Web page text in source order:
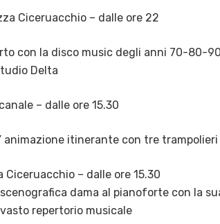
Ciceruacchio – dalle ore 22
con la disco music degli anni 70-80-
Delta
– dalle ore 15.30
animazione itinerante con tre
Ciceruacchio – dalle ore 15.30
scenografica dama al pianoforte con la
repertorio musicale